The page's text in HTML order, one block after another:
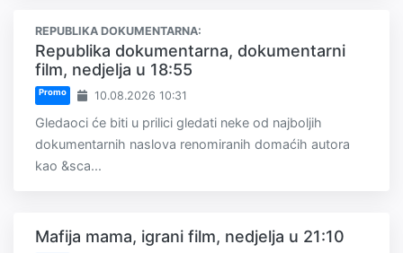
REPUBLIKA DOKUMENTARNA:
Republika dokumentarna, dokumentarni
film, nedjelja u 18:55
Promo 10.08.2026 10:31
Gledaoci će biti u prilici gledati neke od najboljih
dokumentarnih naslova renomiranih domaćih autora
kao &sca...
Mafija mama, igrani film, nedjelja u 21:10